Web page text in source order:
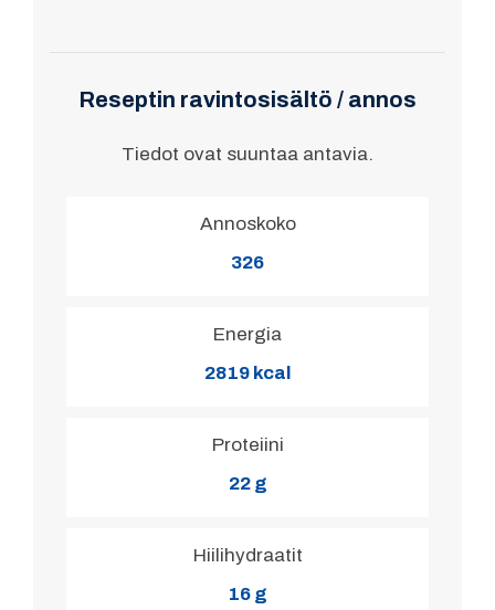
Reseptin ravintosisältö / annos
Tiedot ovat suuntaa antavia.
Annoskoko
326
Energia
2819 kcal
Proteiini
22 g
Hiilihydraatit
16 g